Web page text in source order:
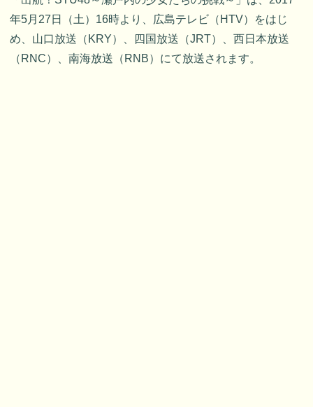
年5月27日（土）16時より、広島テレビ（HTV）をはじ
め、山口放送（KRY）、四国放送（JRT）、西日本放送
（RNC）、南海放送（RNB）にて放送されます。